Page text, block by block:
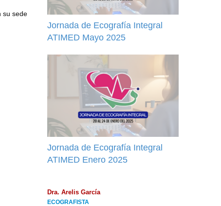
su sede
Jornada de Ecografía Integral
ATIMED Mayo 2025
Jornada de Ecografía Integral
ATIMED Enero 2025
Dra. Arelis García
ECOGRAFISTA